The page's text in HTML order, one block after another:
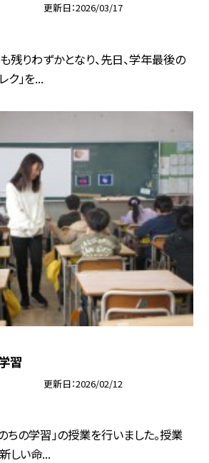
更新日 2026/03/17
残りわずかとなり、先日、学年最後の
ク」を...
習
更新日 2026/02/12
ちの学習」の授業を行いました。授業
しい命...